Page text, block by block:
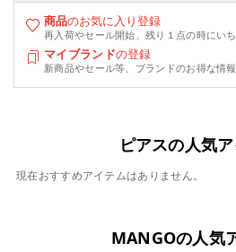
商品のお気に入り登録
再入荷やセール開始、残り１点の時にい
マイブランドの登録
新商品やセール等、ブランドのお得な情
ピアスの人気
現在おすすめアイテムはありません。
MANGOの人気